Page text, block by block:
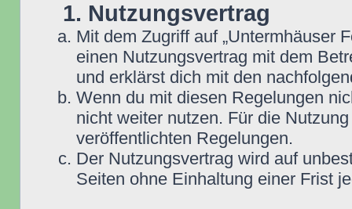
1. Nutzungsvertrag
Mit dem Zugriff auf „Untermhäuser
einen Nutzungsvertrag mit dem
und erklärst dich mit den
Wenn du mit diesen Regelungen
nicht weiter nutzen. Für die
veröffentlichten Regelungen.
Der Nutzungsvertrag wird auf
Seiten ohne Einhaltung einer Frist